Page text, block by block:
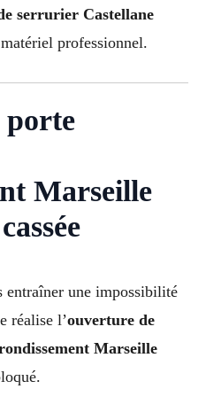
serrurier Castellane
professionnel.
porte
Marseille
entraîner une impossibilité
réalise l’ouverture de
Marseille